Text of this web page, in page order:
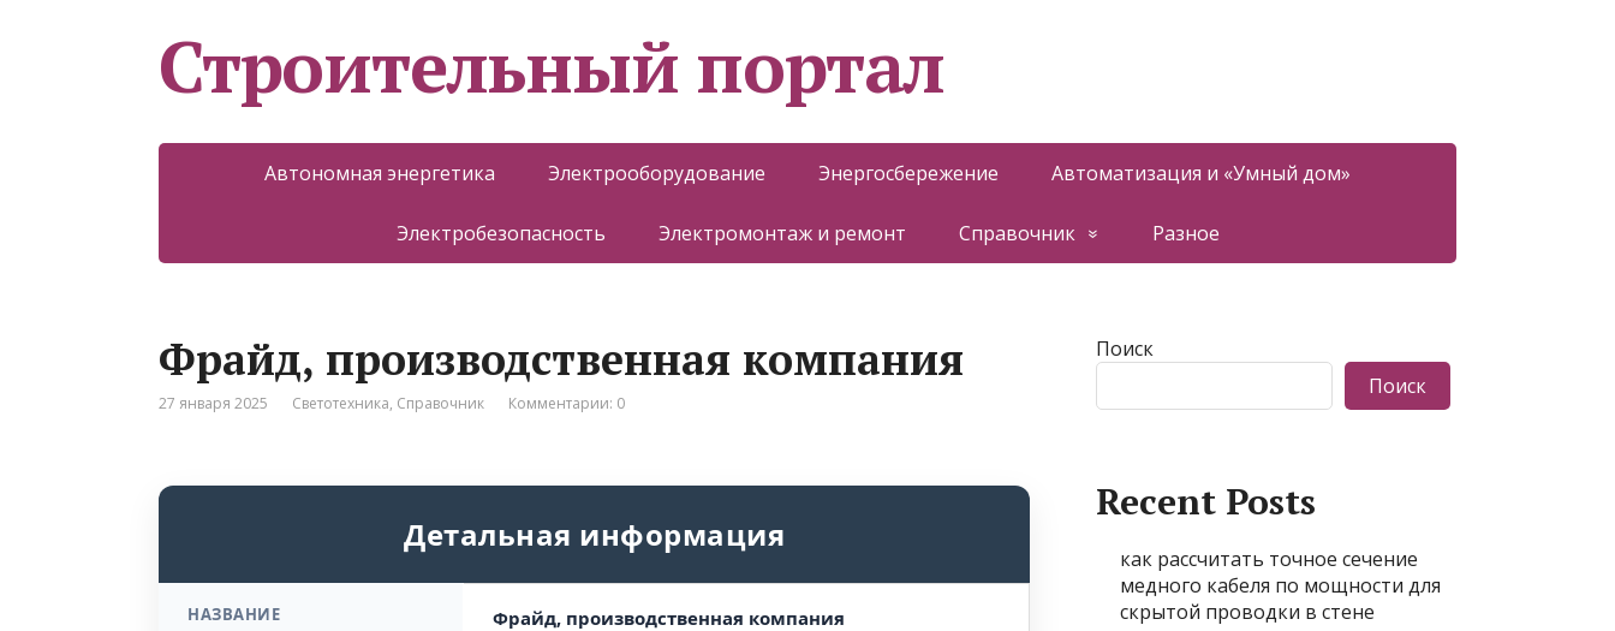
Строительный портал
Автономная энергетика Электрооборудование Энергосбережение Автоматизация и «Умный дом»
Электробезопасность Электромонтаж и ремонт Справочник Разное
Фрайд, производственная компания
27 января 2025 Светотехника, Справочник Комментарии: 0
Детальная информация
НАЗВАНИЕ Фрайд, производственная компания
Поиск
Поиск
Recent Posts
как рассчитать точное сечение
медного кабеля по мощности для
скрытой проводки в стене